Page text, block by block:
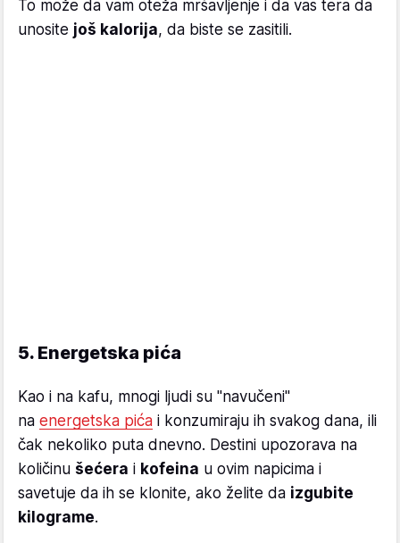
To može da vam oteža mršavljenje i da vas tera da
unosite još kalorija, da biste se zasitili.
5. Energetska pića
Kao i na kafu, mnogi ljudi su "navučeni"
na energetska pića i konzumiraju ih svakog dana, ili
čak nekoliko puta dnevno. Destini upozorava na
količinu šećera i kofeina u ovim napicima i
savetuje da ih se klonite, ako želite da izgubite
kilograme.